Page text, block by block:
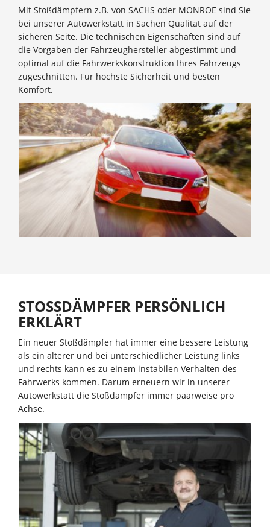
Mit Stoßdämpfern z.B. von SACHS oder MONROE sind Sie
bei unserer Autowerkstatt in Sachen Qualität auf der
sicheren Seite. Die technischen Eigenschaften sind auf
die Vorgaben der Fahrzeughersteller abgestimmt und
optimal auf die Fahrwerkskonstruktion Ihres Fahrzeugs
zugeschnitten. Für höchste Sicherheit und besten
Komfort.
STOSSDÄMPFER PERSÖNLICH
ERKLÄRT
Ein neuer Stoßdämpfer hat immer eine bessere Leistung
als ein älterer und bei unterschiedlicher Leistung links
und rechts kann es zu einem instabilen Verhalten des
Fahrwerks kommen. Darum erneuern wir in unserer
Autowerkstatt die Stoßdämpfer immer paarweise pro
Achse.